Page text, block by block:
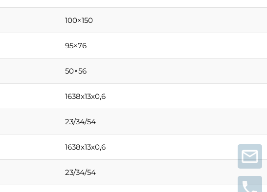
100×150
95×76
50×56
1638x13x0,6
23/34/54
1638x13x0,6
23/34/54